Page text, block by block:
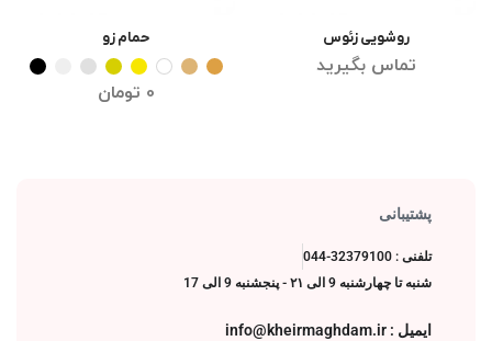
اطلاعات بیشتر
روشویی زئوس
تماس بگیرید
انتخاب گزینه ها
حمام زو
0 تومان
پشتیبانی
تلفنی : 32379100-044
شنبه تا چهارشنبه 9 الی ۲۱ - پنجشنبه 9 الی 17
ایمیل : info@kheirmaghdam.ir